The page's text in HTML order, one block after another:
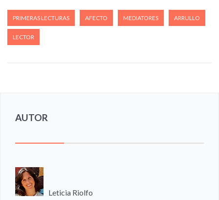
PRIMERAS LECTURAS AFECTO MEDIATORES ARRULLO
LECTOR
AUTOR
Leticia Riolfo